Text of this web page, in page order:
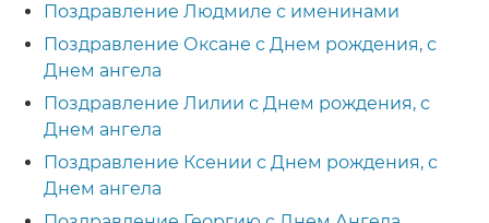
Поздравление Людмиле с именинами
Поздравление Оксане с Днем рождения, с
Днем ангела
Поздравление Лилии с Днем рождения, с
Днем ангела
Поздравление Ксении с Днем рождения, с
Днем ангела